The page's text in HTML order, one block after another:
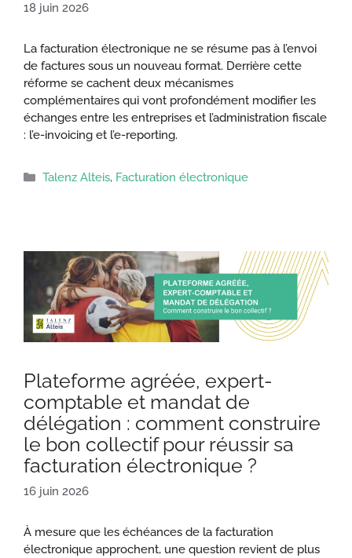
18 juin 2026
La facturation électronique ne se résume pas à l’envoi
de factures sous un nouveau format. Derrière cette
réforme se cachent deux mécanismes
complémentaires qui vont profondément modifier les
échanges entre les entreprises et l’administration fiscale
: l’e-invoicing et l’e-reporting.
Catégories
Talenz Alteis, Facturation électronique
Plateforme agréée, expert-
comptable et mandat de
délégation : comment construire
le bon collectif pour réussir sa
facturation électronique ?
16 juin 2026
À mesure que les échéances de la facturation
électronique approchent, une question revient de plus